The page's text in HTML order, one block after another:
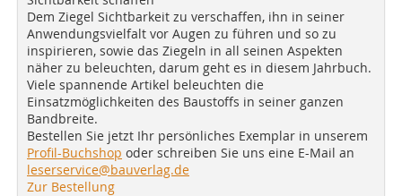
Dem Ziegel Sichtbarkeit zu verschaffen, ihn in seiner
Anwendungsvielfalt vor Augen zu führen und so zu
inspirieren, sowie das Ziegeln in all seinen Aspekten
näher zu beleuchten, darum geht es in diesem Jahrbuch.
Viele spannende Artikel beleuchten die
Einsatzmöglichkeiten des Baustoffs in seiner ganzen
Bandbreite.
Bestellen Sie jetzt Ihr persönliches Exemplar in unserem
Profil-Buchshop oder schreiben Sie uns eine E-Mail an
leserservice@bauverlag.de
Zur Bestellung